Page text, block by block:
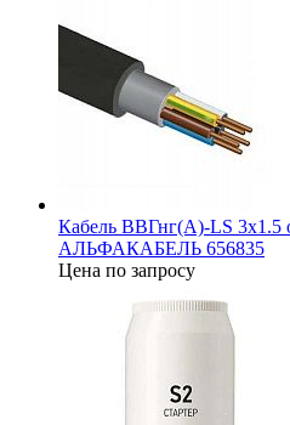
Кабель ВВГнг(А)-LS 3х1.5
АЛЬФАКАБЕЛЬ 656835
Цена по запросу